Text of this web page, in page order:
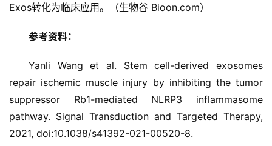
Exos转化为临床应用。（生物谷 Bioon.com）
参考资料：
Yanli Wang et al. Stem cell-derived exosomes
repair ischemic muscle injury by inhibiting the tumor
suppressor Rb1-mediated NLRP3 inflammasome
pathway. Signal Transduction and Targeted Therapy,
2021, doi:10.1038/s41392-021-00520-8.